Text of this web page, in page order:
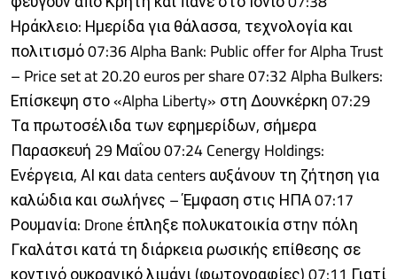
Ηράκλειο: Ημερίδα για θάλασσα, τεχνολογία και
πολιτισμό 07:36 Alpha Bank: Public offer for Alpha Trust
– Price set at 20.20 euros per share 07:32 Alpha Bulkers:
Επίσκεψη στο «Alpha Liberty» στη Δουνκέρκη 07:29
Τα πρωτοσέλιδα των εφημερίδων, σήμερα
Παρασκευή 29 Μαΐου 07:24 Cenergy Holdings:
Ενέργεια, ΑΙ και data centers αυξάνουν τη ζήτηση για
καλώδια και σωλήνες – Έμφαση στις ΗΠΑ 07:17
Ρουμανία: Drone έπληξε πολυκατοικία στην πόλη
Γκαλάτσι κατά τη διάρκεια ρωσικής επίθεσης σε